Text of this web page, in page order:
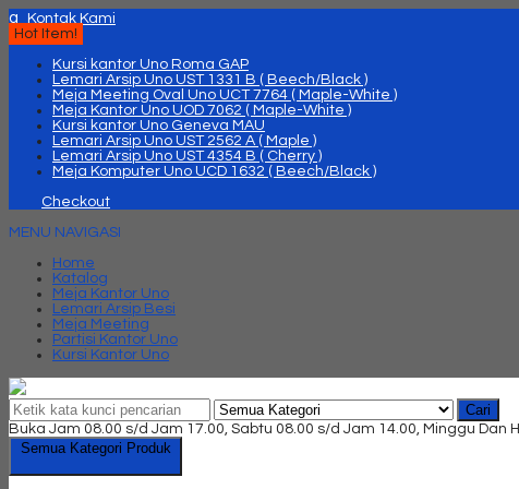
q
Kontak Kami
Hot Item!
Kursi kantor Uno Roma GAP
Lemari Arsip Uno UST 1331 B ( Beech/Black )
Meja Meeting Oval Uno UCT 7764 ( Maple-White )
Meja Kantor Uno UOD 7062 ( Maple-White )
Kursi kantor Uno Geneva MAU
Lemari Arsip Uno UST 2562 A ( Maple )
Lemari Arsip Uno UST 4354 B ( Cherry )
Meja Komputer Uno UCD 1632 ( Beech/Black )
Checkout
MENU NAVIGASI
Home
Katalog
Meja Kantor Uno
Lemari Arsip Besi
Meja Meeting
Partisi Kantor Uno
Kursi Kantor Uno
Cari
Buka Jam 08.00 s/d Jam 17.00, Sabtu 08.00 s/d Jam 14.00, Minggu Dan
Semua Kategori Produk